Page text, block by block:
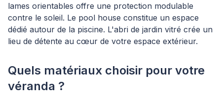
lames orientables offre une protection modulable
contre le soleil. Le pool house constitue un espace
dédié autour de la piscine. L'abri de jardin vitré crée un
lieu de détente au cœur de votre espace extérieur.
Quels matériaux choisir pour votre
véranda ?